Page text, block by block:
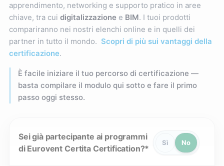
apprendimento, networking e supporto pratico in aree
chiave, tra cui digitalizzazione e BIM. I tuoi prodotti
compariranno nei nostri elenchi online e in quelli dei
partner in tutto il mondo. Scopri di più sui vantaggi della
certificazione.
È facile iniziare il tuo percorso di certificazione —
basta compilare il modulo qui sotto e fare il primo
passo oggi stesso.
Sei già partecipante ai programmi
di Eurovent Certita Certification?
Sì No